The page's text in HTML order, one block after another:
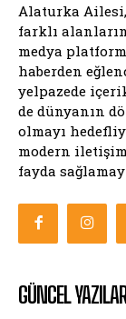
Alaturka
farklı
medya
haberden
yelpazede
de dünyanın
olmayı
modern
fayda
GÜNCEL